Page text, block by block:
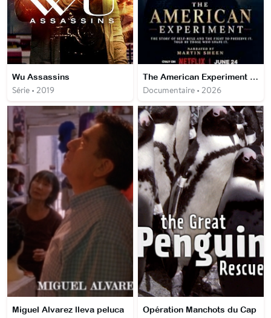
Wu Assassins
Série • 2019
The American Experiment : une nation à l'épreuve du temps
Documentaire • 2026
Miguel Alvarez lleva peluca Opération Manchots du Cap